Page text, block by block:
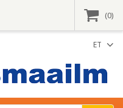
ET
(0)